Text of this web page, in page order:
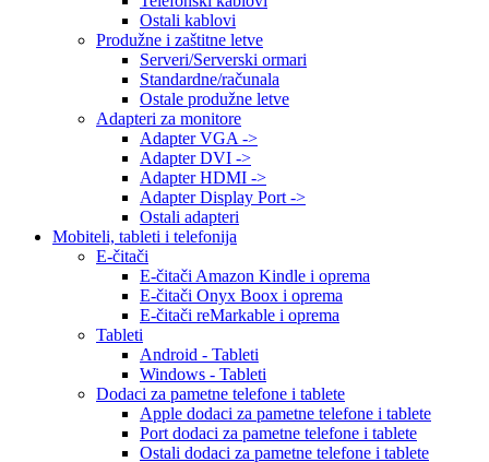
Ostali kablovi
Produžne i zaštitne letve
Serveri/Serverski ormari
Standardne/računala
Ostale produžne letve
Adapteri za monitore
Adapter VGA ->
Adapter DVI ->
Adapter HDMI ->
Adapter Display Port ->
Ostali adapteri
Mobiteli, tableti i telefonija
E-čitači
E-čitači Amazon Kindle i oprema
E-čitači Onyx Boox i oprema
E-čitači reMarkable i oprema
Tableti
Android - Tableti
Windows - Tableti
Dodaci za pametne telefone i tablete
Apple dodaci za pametne telefone i tablete
Port dodaci za pametne telefone i tablete
Ostali dodaci za pametne telefone i tablete